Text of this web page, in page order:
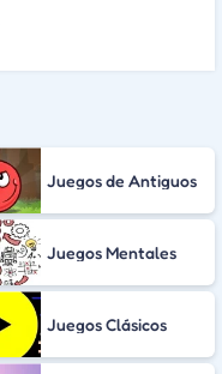
Juegos de Antiguos
Juegos Mentales
Juegos Clásicos